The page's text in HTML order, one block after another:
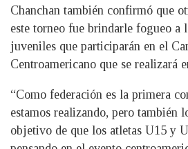
Chanchan también confirmó que
este torneo fue brindarle fogueo a
juveniles que participarán en el
Centroamericano que se realizará
“Como federación es la primera
estamos realizando, pero también
objetivo de que los atletas U15 y